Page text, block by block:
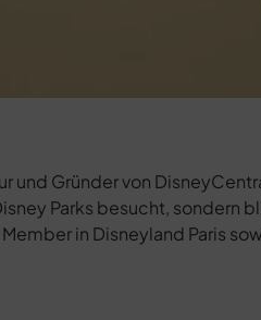
und Gründer von
Parks besucht, sondern
in Disneyland Paris